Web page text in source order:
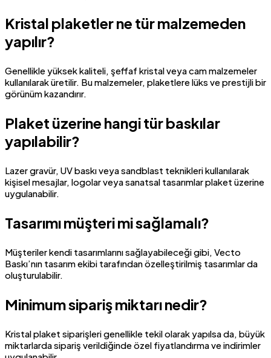
Kristal plaketler ne tür malzemeden
yapılır?
Genellikle yüksek kaliteli, şeffaf kristal veya cam malzemeler
kullanılarak üretilir. Bu malzemeler, plaketlere lüks ve prestijli bir
görünüm kazandırır.
Plaket üzerine hangi tür baskılar
yapılabilir?
Lazer gravür, UV baskı veya sandblast teknikleri kullanılarak
kişisel mesajlar, logolar veya sanatsal tasarımlar plaket üzerine
uygulanabilir.
Tasarımı müşteri mi sağlamalı?
Müşteriler kendi tasarımlarını sağlayabileceği gibi, Vecto
Baskı’nın tasarım ekibi tarafından özelleştirilmiş tasarımlar da
oluşturulabilir.
Minimum sipariş miktarı nedir?
Kristal plaket siparişleri genellikle tekil olarak yapılsa da, büyük
miktarlarda sipariş verildiğinde özel fiyatlandırma ve indirimler